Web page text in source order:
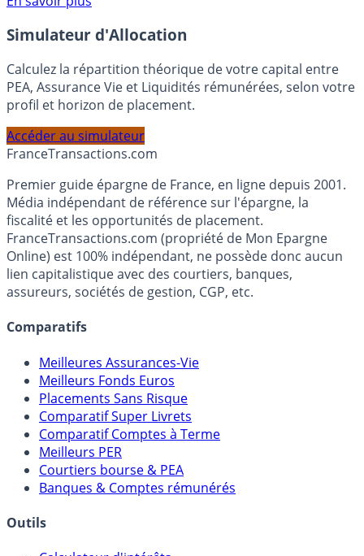
En savoir plus
Simulateur d'Allocation
Calculez la répartition théorique de votre capital entre
profil et horizon de placement.
FranceTransactions.com
Premier guide épargne de France, en ligne depuis 2001.
Média indépendant de référence sur l'épargne, la
fiscalité et les opportunités de placement.
FranceTransactions.com (propriété de Mon Epargne
Online) est 100% indépendant, ne possède donc aucun
assureurs, sociétés de gestion, CGP, etc.
Comparatifs
Meilleures Assurances-Vie
Meilleurs Fonds Euros
Placements Sans Risque
Comparatif Super Livrets
Comparatif Comptes à Terme
Meilleurs PER
Courtiers bourse & PEA
Banques & Comptes rémunérés